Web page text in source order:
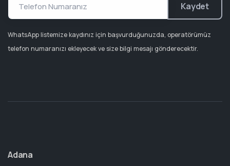
Kaydet
WhatsApp listemize kaydınız için başvurduğunuzda, operatörümüz
telefon numaranızı ekleyecek ve size bilgi mesajı gönderecektir.
Adana